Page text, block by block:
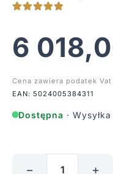
6
Cena zawiera podatek Vat
EAN: 5024005384311
Dostępna ·
− +